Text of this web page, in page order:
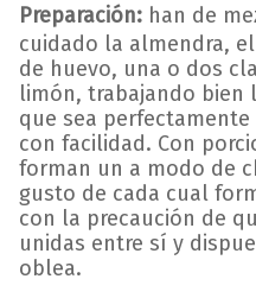
Preparación: han de
cuidado la almendra,
de huevo, una o dos
limón, trabajando bien
que sea
con facilidad. Con
forman un a modo de
gusto de cada cual
con la precaución de
unidas entre sí y
oblea.